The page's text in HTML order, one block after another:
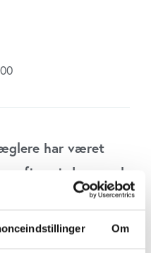
Om
har været
efter at den ene har
selvstændigheden
nu er både